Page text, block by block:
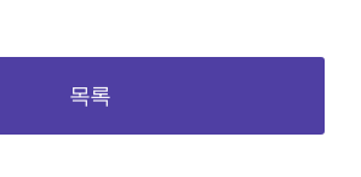
목록